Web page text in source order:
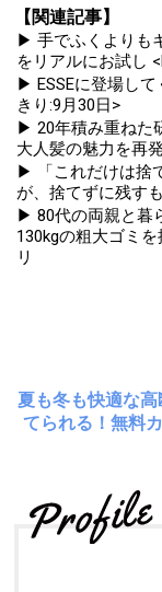
【関連記事】
▶ 手でふくよりも
をリアルにお試し
▶ ESSEに登場し
きり:9月30日>
▶ 20年積み重ねた
大人髪の魅力を再
▶ 「これだけは捨
が、捨てずに残す
▶ 80代の両親と暮
130kgの粗大ゴミ
リ
夏も冬も快適な
てられる！無料